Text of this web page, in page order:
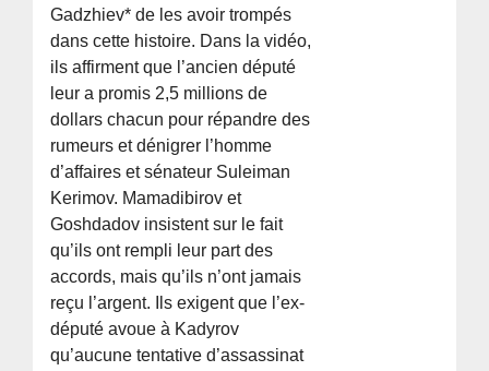
Gadzhiev* de les avoir trompés
dans cette histoire. Dans la vidéo,
ils affirment que l’ancien député
leur a promis 2,5 millions de
dollars chacun pour répandre des
rumeurs et dénigrer l’homme
d’affaires et sénateur Suleiman
Kerimov. Mamadibirov et
Goshdadov insistent sur le fait
qu’ils ont rempli leur part des
accords, mais qu’ils n’ont jamais
reçu l’argent. Ils exigent que l’ex-
député avoue à Kadyrov
qu’aucune tentative d’assassinat